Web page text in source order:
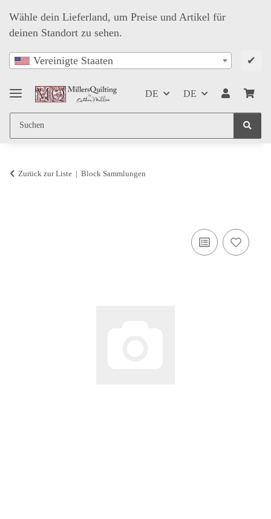
Wähle dein Lieferland, um Preise und Artikel für
deinen Standort zu sehen.
Vereinigte Staaten ✔
DE DE
Zurück zur Liste Block Sammlungen